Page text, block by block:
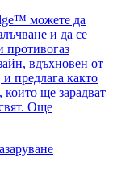
можете да
и да се
противогаз
вдъхновен от
предлага както
които ще зарадват
Още